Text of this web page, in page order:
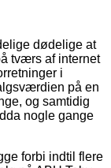
dødelige at
tværs af internet
i
på en
og samtidig
nogle gange
forbi indtil flere